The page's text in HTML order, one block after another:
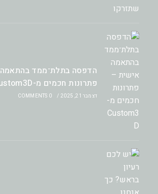
הדפסה בתלת־ממד
פתרונות חכמים מ-Custom3D
דצמבר 21, 2025 /
0 COMMENTS